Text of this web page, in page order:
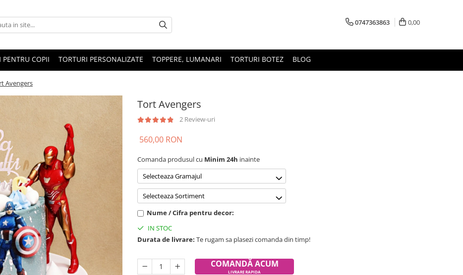
0747363863 0,00
PENTRU COPII TORTURI PERSONALIZATE TOPPERE, LUMANARI TORTURI BOTEZ BLOG
Avengers
Tort Avengers
2 Review-uri
560,00 RON
Comanda produsul cu Minim 24h inainte
Selecteaza Gramajul
Selecteaza Sortiment
Nume / Cifra pentru decor:
IN STOC
Durata de livrare: Te rugam sa plasezi comanda din timp!
COMANDĂ ACUM
LIVRARE RAPIDA